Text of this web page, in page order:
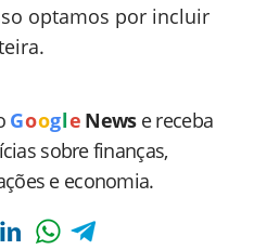
optamos por incluir
Goog le News e receba
sobre finanças,
e economia.